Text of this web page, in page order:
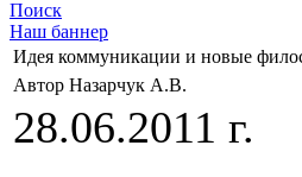
Поиск
Наш баннер
Идея коммуникации и новые
Автор Назарчук А.В.
28.06.2011 г.